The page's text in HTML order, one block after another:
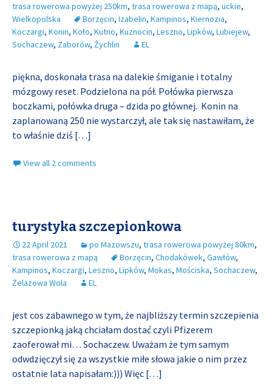
trasa rowerowa powyżej 250km, trasa rowerowa z mapą, uckie,
Wielkopolska
Borzęcin, Izabelin, Kampinos, Kiernozia,
Koczargi, Konin, Koło, Kutno, Kuznocin, Leszno, Lipków, Lubiejew,
Sochaczew, Zaborów, Żychlin EL
piękna, doskonała trasa na dalekie śmiganie i totalny
mózgowy reset. Podzielona na pół. Połówka pierwsza
boczkami, połówka druga – dzida po głównej. Konin na
zaplanowaną 250 nie wystarczył, ale tak się nastawiłam, że
to właśnie dziś […]
View all 2 comments
turystyka szczepionkowa
22 April 2021 po Mazowszu, trasa rowerowa powyżej 80km,
trasa rowerowa z mapą
Borzęcin, Chodakówek, Gawłów,
Kampinos, Koczargi, Leszno, Lipków, Mokas, Mościska, Sochaczew,
Żelazowa Wola
EL
jest cos zabawnego w tym, że najbliższy termin szczepienia
szczepionką jaką chciałam dostać czyli Pfizerem
zaoferował mi… Sochaczew. Uważam że tym samym
odwdzięczył się za wszystkie miłe słowa jakie o nim przez
ostatnie lata napisałam:))) Więc […]